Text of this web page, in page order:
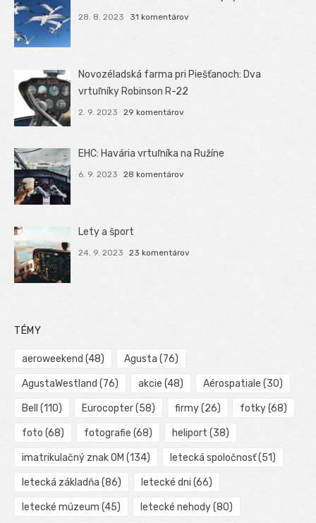
28. 8. 2023 31 komentárov
Novozéladská farma pri Piešťanoch: Dva
vrtuľníky Robinson R-22
2. 9. 2023 29 komentárov
EHC: Havária vrtuľníka na Ružíne
6. 9. 2023 28 komentárov
Lety a šport
24. 9. 2023 23 komentárov
TÉMY
aeroweekend (48) Agusta (76)
AgustaWestland (76) akcie (48) Aérospatiale (30)
Bell (110) Eurocopter(58) firmy(26) fotky(68)
foto (68) fotografie (68) heliport (38)
imatrikulačný znak OM (134) letecká spoločnosť(51)
letecká základňa (86) letecké dni (66)
letecké múzeum (45) letecké nehody(80)